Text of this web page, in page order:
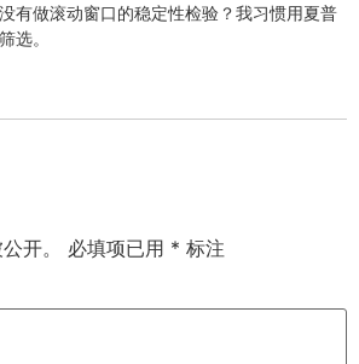
有做滚动窗口的稳定性检验？我习惯用夏普
选。
开。 必填项已用 * 标注